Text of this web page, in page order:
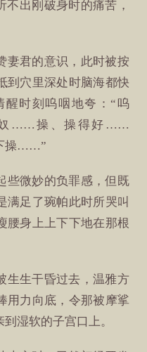
出刚破身时的痛苦，
妻君的意识，此时被按
到穴里深处时脑海都快
醒时刻呜咽地夸：“呜
……操、操得好……
操……”
些微妙的负罪感，但既
满足了琬帕此时所哭叫
腰身上上下下地在那根
生生干昏过去，温雅方
用力向底，令那被摩挲
湿软的子宫口上。